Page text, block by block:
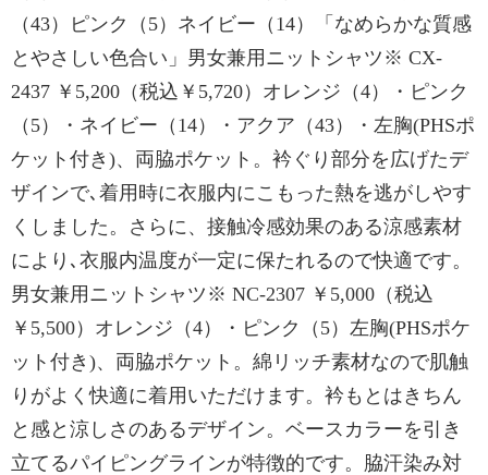
（43）ピンク（5）ネイビー（14）「なめらかな質感
とやさしい色合い」男女兼用ニットシャツ※ CX-
2437 ￥5,200（税込￥5,720）オレンジ（4）・ピンク
（5）・ネイビー（14）・アクア（43）・左胸(PHSポ
ケット付き)、両脇ポケット。衿ぐり部分を広げたデ
ザインで､着用時に衣服内にこもった熱を逃がしやす
くしました。さらに、接触冷感効果のある涼感素材
により､衣服内温度が一定に保たれるので快適です。
男女兼用ニットシャツ※ NC-2307 ￥5,000（税込
￥5,500）オレンジ（4）・ピンク（5）左胸(PHSポケ
ット付き)、両脇ポケット。綿リッチ素材なので肌触
りがよく快適に着用いただけます。衿もとはきちん
と感と涼しさのあるデザイン。ベースカラーを引き
立てるパイピングラインが特徴的です。脇汗染み対